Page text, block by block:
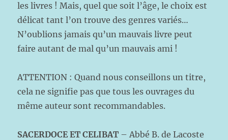
les livres ! Mais, quel que soit l’âge, le choix est
délicat tant l’on trouve des genres variés…
N’oublions jamais qu’un mauvais livre peut
faire autant de mal qu’un mauvais ami !
ATTENTION : Quand nous conseillons un titre,
cela ne signifie pas que tous les ouvrages du
même auteur sont recommandables.
SACERDOCE ET CELIBAT – Abbé B. de Lacoste